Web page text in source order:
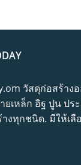
วัสดุก่อสร้าง
ยเหล็ก อิฐ ปูน ปร
งทุกชนิด. มีให้เ